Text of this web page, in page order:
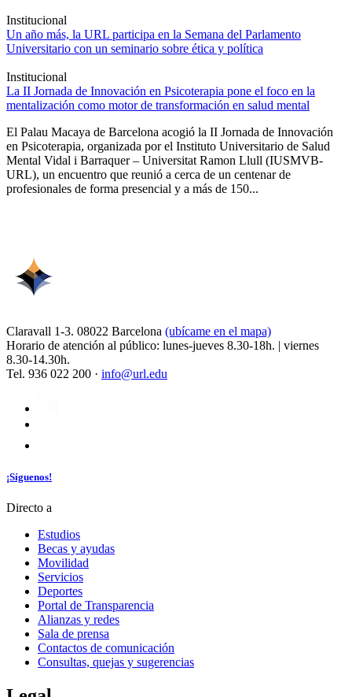
Institucional
Un año más, la URL participa en la Semana del Parlamento
Universitario con un seminario sobre ética y política
Institucional
La II Jornada de Innovación en Psicoterapia pone el foco en la
mentalización como motor de transformación en salud mental
El Palau Macaya de Barcelona acogió la II Jornada de Innovación
en Psicoterapia, organizada por el Instituto Universitario de Salud
Mental Vidal i Barraquer – Universitat Ramon Llull (IUSMVB-
URL), un encuentro que reunió a cerca de un centenar de
profesionales de forma presencial y a más de 150...
Claravall 1-3. 08022 Barcelona (ubícame en el mapa)
Horario de atención al público: lunes-jueves 8.30-18h. | viernes
8.30-14.30h.
Tel. 936 022 200 · info@url.edu
¡Síguenos!
Directo a
Estudios
Becas y ayudas
Movilidad
Servicios
Deportes
Portal de Transparencia
Alianzas y redes
Sala de prensa
Contactos de comunicación
Consultas, quejas y sugerencias